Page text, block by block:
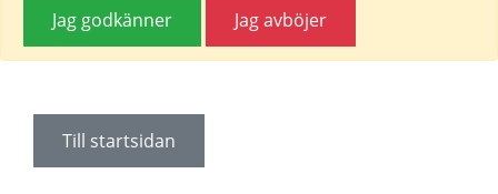
Jag godkänner Jag avböjer
Till startsidan